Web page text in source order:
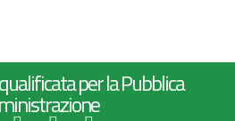
per la Pubblica